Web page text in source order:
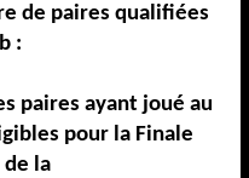
de paires qualifiées
:
paires ayant joué au
pour la Finale
de la